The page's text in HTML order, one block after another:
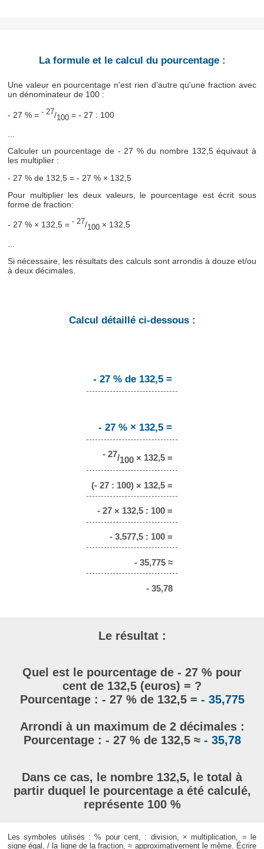
La formule et le calcul du pourcentage :
Une valeur en pourcentage n'est rien d’autre qu'une fraction avec
un dénominateur de 100 :
- 27 % =- 27/100 = - 27 : 100
...
Calculer un pourcentage de - 27 % du nombre 132,5 équivaut à
les multiplier :
- 27 % de 132,5 = - 27 % × 132,5
Pour multiplier les deux valeurs, le pourcentage est écrit sous
forme de fraction:
- 27 % × 132,5 =- 27/100 × 132,5
Si nécessaire, les résultats des calculs sont arrondis à douze et/ou
à deux décimales.
Calcul détaillé ci-dessous :
- 27 % de 132,5 =
- 27 % × 132,5 =
- 27/100 × 132,5 =
(- 27 : 100) × 132,5 =
- 27 × 132,5 : 100 =
- 3.577,5 : 100 =
- 35,775 ≈
- 35,78
Le résultat :
Quel est le pourcentage de - 27 % pour
cent de 132,5 (euros) = ?
Pourcentage : - 27 % de 132,5 = - 35,775
Arrondi à un maximum de 2 décimales :
Pourcentage : - 27 % de 132,5 ≈ - 35,78
Dans ce cas, le nombre 132,5, le total à
partir duquel le pourcentage a été calculé,
représente 100 %
Les symboles utilisés : % pour cent, : division, × multiplication, = le
signe égal, / la ligne de la fraction, ≈ approximativement le même. Écrire